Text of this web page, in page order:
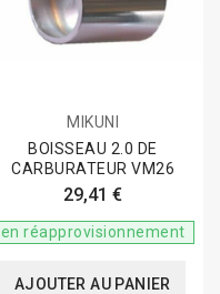
MIKUNI
BOISSEAU 2.0 DE
CARBURATEUR VM26
29,41 €
en réapprovisionnement
AJOUTER AU PANIER